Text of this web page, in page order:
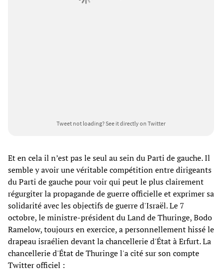
Tweet not loading?See it directly on Twitter
Et en cela il n’est pas le seul au sein du Parti de gauche. Il
semble y avoir une véritable compétition entre dirigeants
du Parti de gauche pour voir qui peut le plus clairement
régurgiter la propagande de guerre officielle et exprimer sa
solidarité avec les objectifs de guerre d'Israël. Le 7
octobre, le ministre-président du Land de Thuringe, Bodo
Ramelow, toujours en exercice, a personnellement hissé le
drapeau israélien devant la chancellerie d'État à Erfurt. La
chancellerie d'État de Thuringe l'a cité sur son compte
Twitter officiel :